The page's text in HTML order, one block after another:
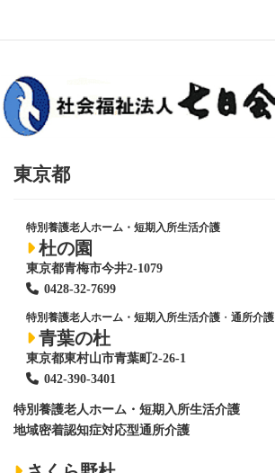
ー
ジ
送
り
東京都
特別養護老人ホーム・短期入所生活介護
杜の園
東京都青梅市今井2-1079
0428-32-7699
特別養護老人ホーム・短期入所生活介護 ・ 通所介護
青葉の杜
東京都東村山市青葉町2-26-1
042-390-3401
特別養護老人ホーム ・短期入所生活介護
地域密着認知症対応型通所介護